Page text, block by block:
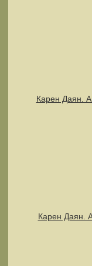
Карен Даян.
Карен Даян.